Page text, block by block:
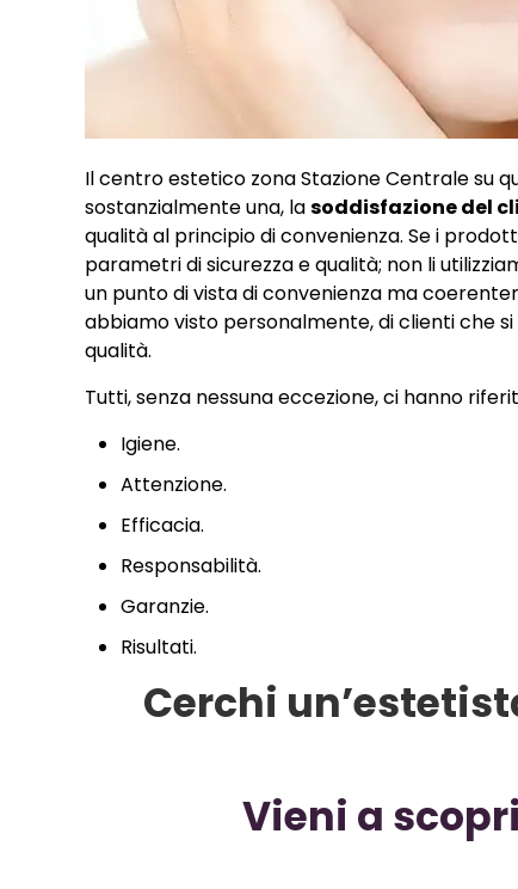
Il centro estetico zona Stazione Centrale su
sostanzialmente una, lasoddisfazione del
qualità al principio di convenienza. Se i
parametri di sicurezza e qualità; non li
un punto di vista di convenienza ma
abbiamo visto personalmente, di clienti che
qualità.
Tutti, senza nessuna eccezione, ci hanno
Igiene.
Attenzione.
Efficacia.
Responsabilità.
Garanzie.
Risultati.
Cerchi
Vieni a